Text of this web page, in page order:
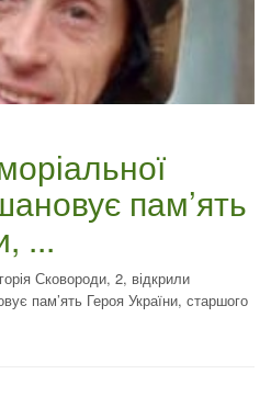
пам’ять
...
Сковороди, 2, відкрили
пам’ять Героя України, старшого